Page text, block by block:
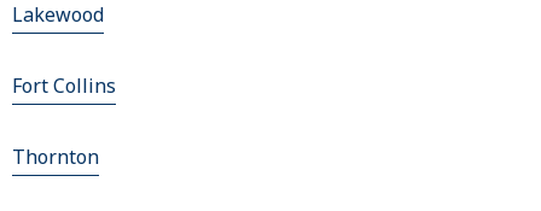
Lakewood
Fort Collins
Thornton